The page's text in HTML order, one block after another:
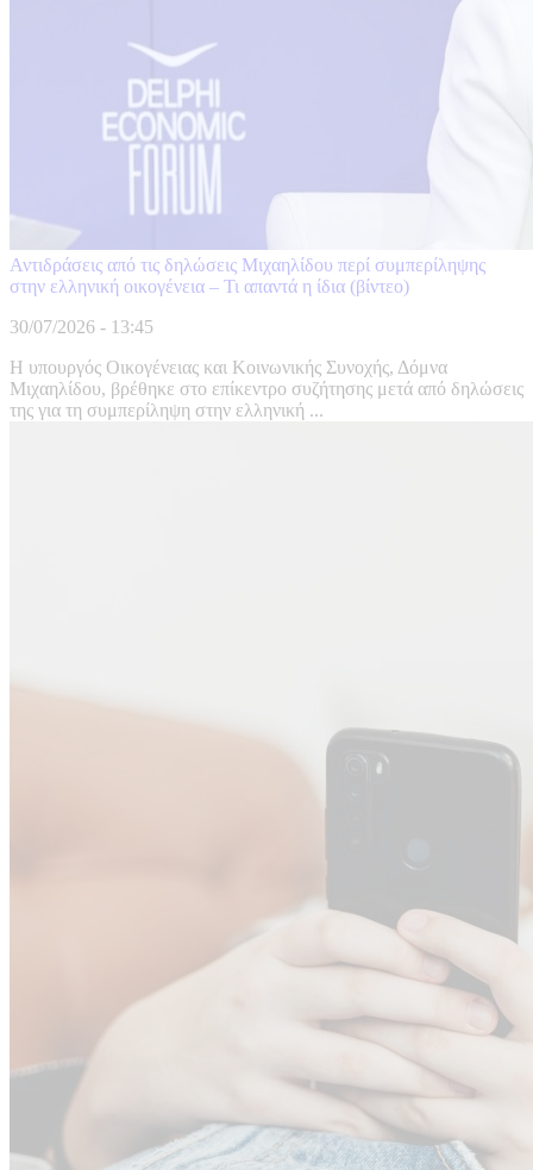
Αντιδράσεις από τις δηλώσεις Μιχαηλίδου περί συμπερίληψης
στην ελληνική οικογένεια – Τι απαντά η ίδια (βίντεο)
30/07/2026 - 13:45
Η υπουργός Οικογένειας και Κοινωνικής Συνοχής, Δόμνα
Μιχαηλίδου, βρέθηκε στο επίκεντρο συζήτησης μετά από δηλώσεις
της για τη συμπερίληψη στην ελληνική ...